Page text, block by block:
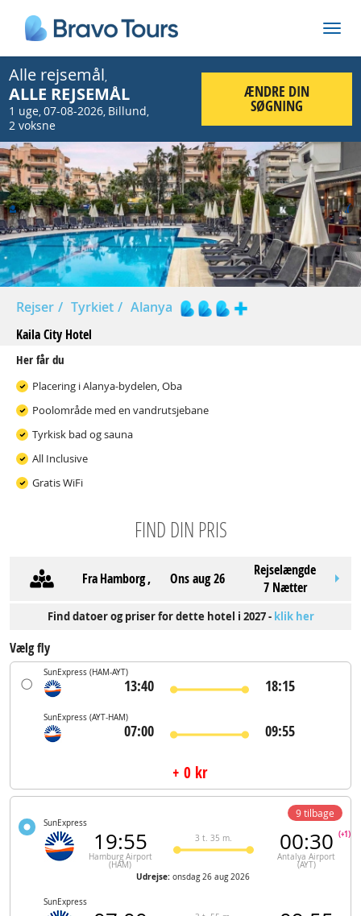
Alle rejsemål,
ALLE REJSEMÅL
1 uge,07-08-2026, Billund,
2 voksne
ÆNDRE DIN
SØGNING
Prev
Rejser Tyrkiet
Alanya
Kaila City Hotel
Her får du
Placering i Alanya-bydelen, Oba
Poolområde med en vandrutsjebane
Tyrkisk bad og sauna
All Inclusive
Gratis WiFi
FIND DIN PRIS
FraHamborg, ons aug 26
Rejselængde
7 Nætter
Find datoer og priser for dette hotel i 2027 - klik her
Vælg fly
SunExpress (HAM-AYT)
13:40 18:15
SunExpress (AYT-HAM)
07:00 09:55
+ 0 kr
SunExpress
19:55
Hamburg Airport
(HAM)
3 t. 35 m. 00:30
Antalya Airport
(AYT)
(+1)
Udrejse: onsdag 26 aug 2026
SunExpress
9 tilbage